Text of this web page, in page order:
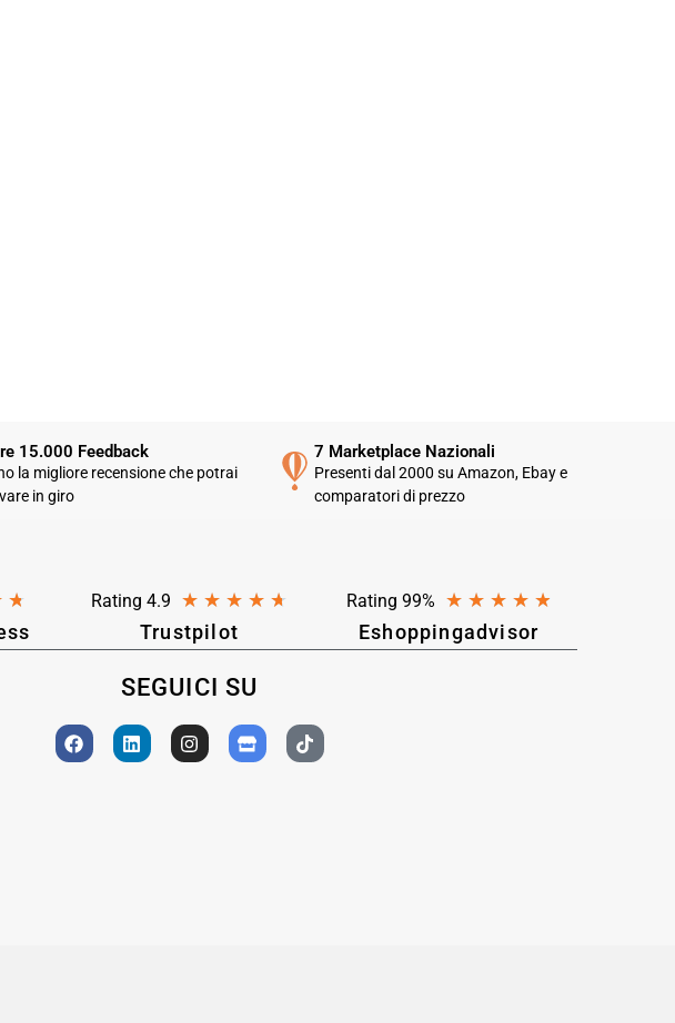
è
15.000 Feedback
la migliore recensione che potrai
in giro
7 Marketplace Nazionali
Presenti dal 2000 su Amazon, Ebay e
comparatori di prezzo
★ Rating 4.9 ★ ★ ★ ★ ★
Trustpilot
Rating 99% ★ ★ ★ ★ ★
Eshoppingadvisor
SEGUICI SU